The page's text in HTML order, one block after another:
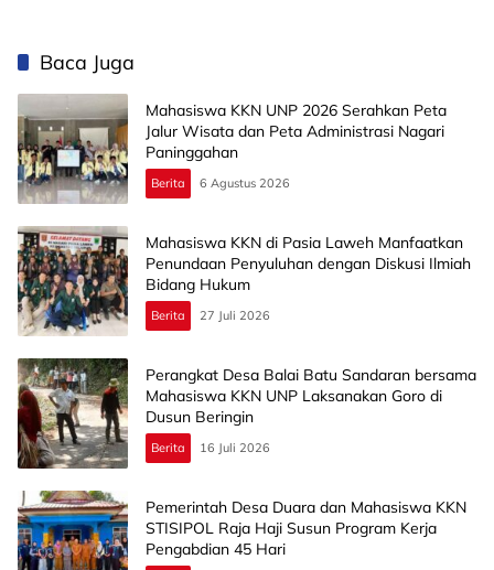
Baca Juga
Mahasiswa KKN UNP 2026 Serahkan Peta
Jalur Wisata dan Peta Administrasi Nagari
Paninggahan
Berita 6 Agustus 2026
Mahasiswa KKN di Pasia Laweh Manfaatkan
Penundaan Penyuluhan dengan Diskusi Ilmiah
Bidang Hukum
Berita 27 Juli 2026
Perangkat Desa Balai Batu Sandaran bersama
Mahasiswa KKN UNP Laksanakan Goro di
Dusun Beringin
Berita 16 Juli 2026
Pemerintah Desa Duara dan Mahasiswa KKN
STISIPOL Raja Haji Susun Program Kerja
Pengabdian 45 Hari